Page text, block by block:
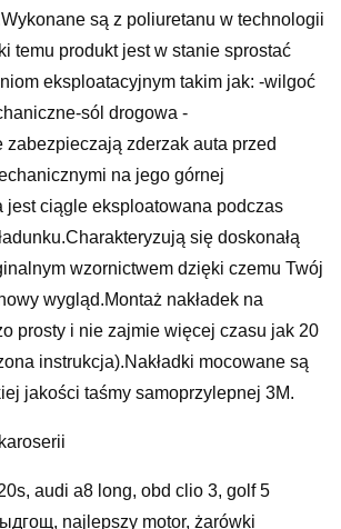
są z poliuretanu w technologii
temu produkt jest w stanie sprostać
eksploatacyjnym takim jak: -wilgoć
sól drogowa -
zabezpieczają zderzak auta przed
na jego górnej
jest ciągle eksploatowana podczas
się doskonałą
wzornictwem dzięki czemu Twój
wygląd.Montaż nakładek na
prosty i nie zajmie więcej czasu jak 20
instrukcja).Nakładki mocowane są
jakości taśmy samoprzylepnej 3M.
audi a8 long, obd clio 3, golf 5
najlepszy motor, żarówki